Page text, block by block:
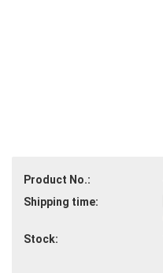
Product No.:
Shipping time:
Stock: